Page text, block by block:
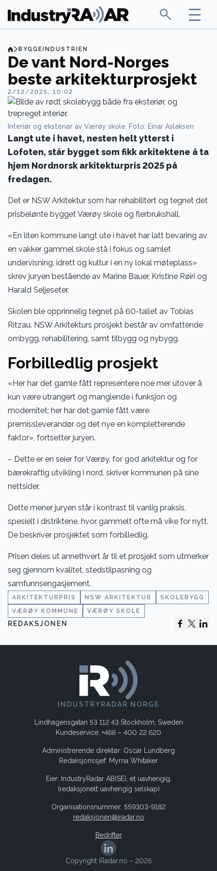
BYGGEINDUSTRIEN
De vant Nord-Norges
beste arkitekturprosjekt
2/12/2025, 10:02
Interiør og eksteriør av Værøy skole. Foto: Einar Aslaksen
Langt ute i havet, nesten helt ytterst i
Lofoten, står bygget som fikk arkitektene å ta
hjem Nordnorsk arkitekturpris 2025 på
fredagen.
Det er NSW Arkitektur som har rehabilitert og tegnet det
prisbelønte bygget Værøy skole og flerbrukshall.
«En liten kommune langt ute i havet har latt bevaring av
en vakker gammel skole stå i fokus og samlet
undervisning, idrett og kultur i en ny lokal møteplass»
skrev juryen bestående av Marine Bauer, Kristine Røiri og
Harald Seljeseter.
Skolen ble opprinnelig tegnet på 60-tallet av Tobias
Ritzau. NSW Arkitekturs prosjekt består av omfattende
ombygg, rehabilitering, samt tilbygg og nybygg.
Forbilledlig prosjekt
«Her har det gamle fått representere noe mer utover å
kun være utrangert og manglende i funksjon og
modernitet; her har det gamle fått være
premissleverandør og det nye en kompletterende
faktor», fortsetter juryen.
– Dette er en seier for Værøy, for god arkitektur og for
bærekraftig utvikling i nord, skriver kommunen på sine
nettsider.
Dette mener juryen står i kontrast til vanlig praksis,
spesielt i distriktene, hvor gammelt ofte må vike for nytt.
De beskriver prosjektet som forbilledlig.
Prisen deles ut annethvert år til et prosjekt som utmerker
seg gjennom kvalitet, stedstilpasning og
samfunnsengasjement.
ARKITEKTURPRIS NSW ARKITEKTUR
SKOLEBYGG
VÆRØY KOMMUNE
VÆRØY SKOLE
REDAKSJONEN
INDUSTRYRADAR NORGE
Lindhagensgatan 53 112 43 Stockholm, Sweden
Kundeservice: +468 – 400 22 620
Administrerende direktør: Oscar Lundberg
Redaksjonssjef: Myrna Whitaker
Eier: IndustryRadar AB(SE), et uavhengig,
(redaksjonelt uavhengig selskap)
Organisationsnummer: 559303-9182
redaksjonen@iradar.no
Bedrifter
Copyright iRadar.no – 2026